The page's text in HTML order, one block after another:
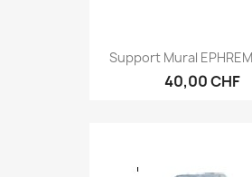
Support Mural
40,00 CHF